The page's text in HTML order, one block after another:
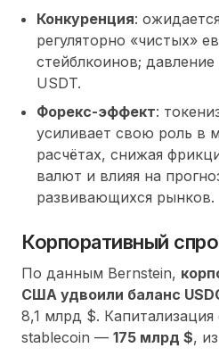
Конкуренция:
регуляторно «чистых»
стейблкоинов;
USDT.
Форекс-эффект:
усиливает свою роль в
расчётах, снижая
валют и влияя на
развивающихся рынков.
Корпоративный
По данным Bernstein,
США удвоили баланс
8,1 млрд $. Капитализация
stablecoin — 175 млрд $,